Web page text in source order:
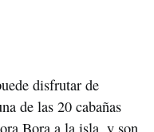
disfrutar de
de las 20 cabañas